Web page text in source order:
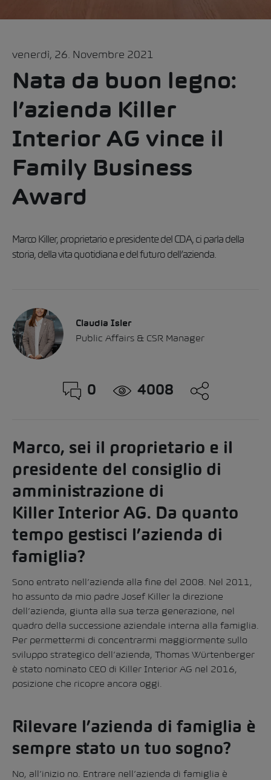
venerdì, 26. Novembre 2021
Nata da buon legno:
l’azienda Killer
Interior AG vince il
Family Business
Award
Marco Killer, proprietario e presidente del CDA, ci parla della
storia, della vita quotidiana e del futuro dell’azienda.
Claudia Isler
Public Affairs & CSR Manager
0 4008
Marco, sei il proprietario e il
presidente del consiglio di
amministrazione di
Killer Interior AG. Da quanto
tempo gestisci l’azienda di
famiglia?
Sono entrato nell’azienda alla fine del 2008. Nel 2011,
ho assunto da mio padre Josef Killer la direzione
dell’azienda, giunta alla sua terza generazione, nel
quadro della successione aziendale interna alla famiglia.
Per permettermi di concentrarmi maggiormente sullo
sviluppo strategico dell’azienda, Thomas Würtenberger
è stato nominato CEO di Killer Interior AG nel 2016,
posizione che ricopre ancora oggi.
Rilevare l’azienda di famiglia è
sempre stato un tuo sogno?
No, all’inizio no. Entrare nell’azienda di famiglia è